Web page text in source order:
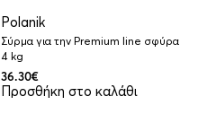
Polanik
Σύρμα για την Premium line σφύρα
4 kg
36.30€
Προσθήκη στο καλάθι